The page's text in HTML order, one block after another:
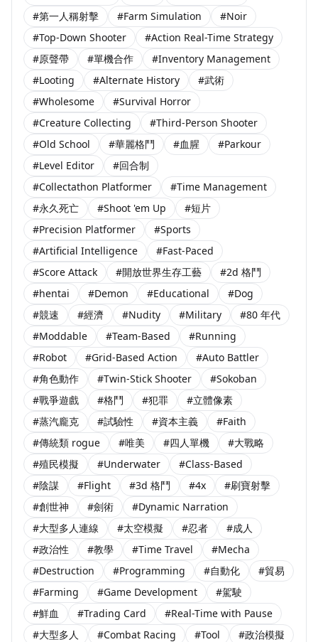
#第一人稱射擊
#Farm Simulation
#Noir
#Top-Down Shooter
#Action Real-Time Strategy
#原聲帶
#單機合作
#Inventory Management
#Looting
#Alternate History
#武術
#Wholesome
#Survival Horror
#Creature Collecting
#Third-Person Shooter
#Old School
#華麗格鬥 #血腥
#Parkour
#Level Editor
#回合制
#Collectathon Platformer
#Time Management
#永久死亡
#Shoot 'em Up
#短片
#Precision Platformer
#Sports
#Artificial Intelligence
#Fast-Paced
#Score Attack
#開放世界生存工藝
#2d 格鬥
#hentai
#Demon #Educational
#Dog
#競速
#經濟 #Nudity #Military
#80 年代
#Moddable
#Team-Based
#Running
#Robot
#Grid-Based Action
#Auto Battler
#角色動作
#Twin-Stick Shooter
#Sokoban
#戰爭遊戲
#格鬥 #犯罪
#立體像素
#蒸汽龐克
#試驗性 #資本主義
#Faith
#傳統類 rogue
#唯美 #四人單機
#大戰略
#殖民模擬
#Underwater
#Class-Based
#陰謀
#Flight #3d 格鬥 #4x
#刷寶射擊
#創世神
#劍術
#Dynamic Narration
#大型多人連線
#太空模擬 #忍者
#成人
#政治性
#教學 #Time Travel
#Mecha
#Destruction
#Programming #自動化
#貿易
#Farming
#Game Development
#駕駛
#鮮血
#Trading Card
#Real-Time with Pause
#大型多人
#Combat Racing #Tool
#政治模擬